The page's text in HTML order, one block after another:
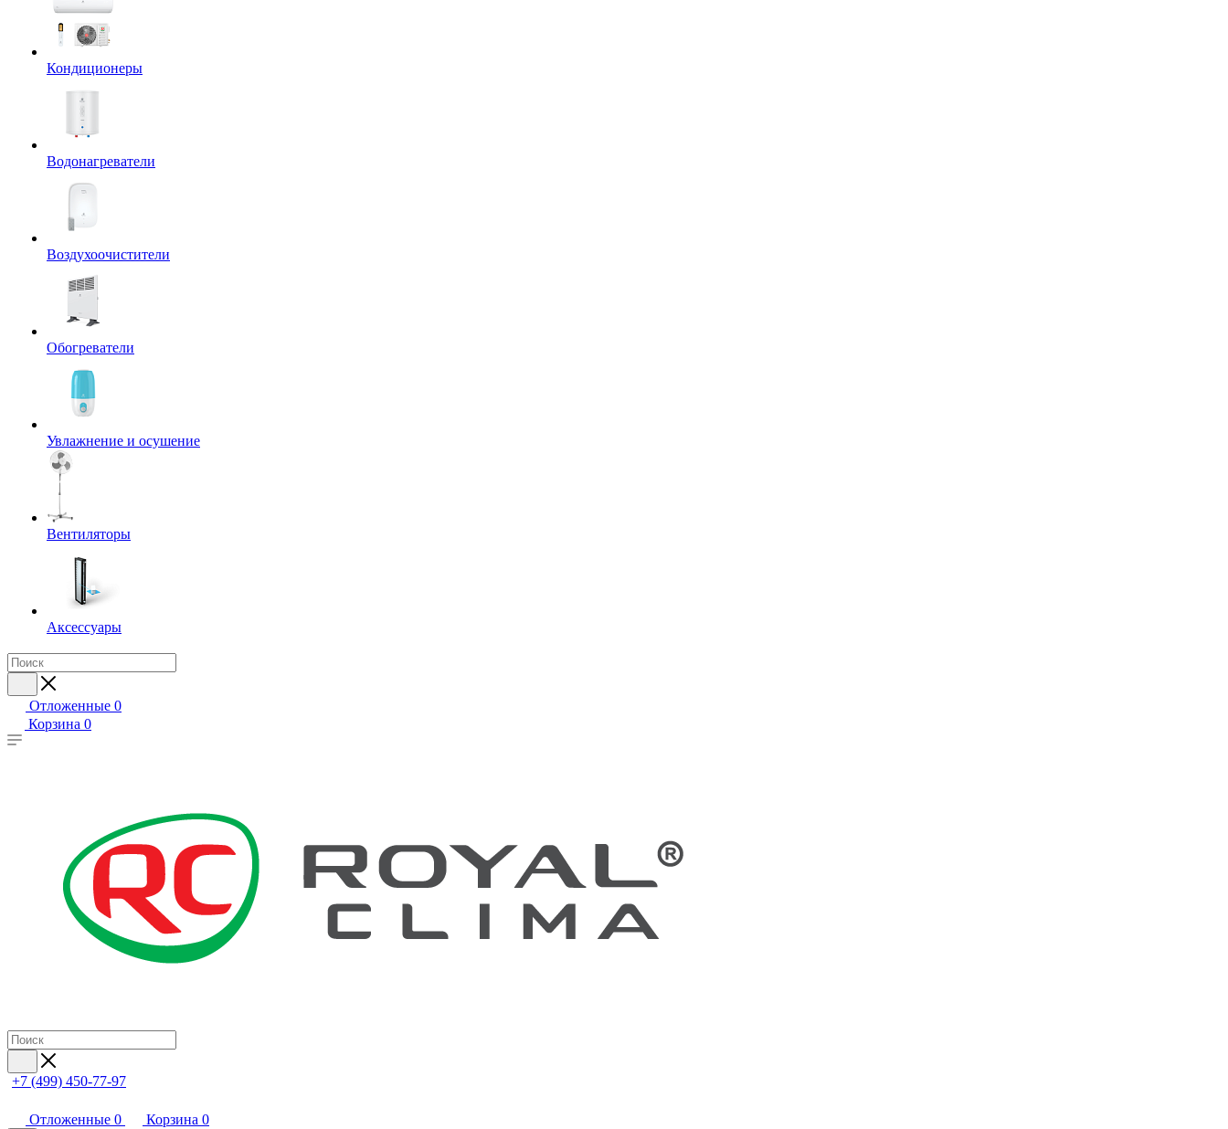
Кондиционеры
Водонагреватели
Воздухоочистители
Обогреватели
Увлажнение и осушение
Вентиляторы
Аксессуары
Отложенные 0
Корзина 0
+7 (499) 450-77-97
Отложенные 0 Корзина 0